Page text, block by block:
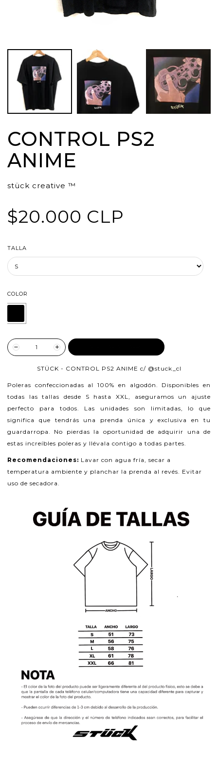
CONTROL PS2
ANIME
stück creative ™
$20.000 CLP
TALLA
COLOR
STÜCK - CONTROL PS2 ANIME c/ @stuck_cl
Poleras confeccionadas al 100% en algodón. Disponibles en
todas las tallas desde S hasta XXL, aseguramos un ajuste
perfecto para todos. Las unidades son limitadas, lo que
significa que tendrás una prenda única y exclusiva en tu
guardarropa. No pierdas la oportunidad de adquirir una de
estas increíbles poleras y llévala contigo a todas partes.
Recomendaciones: Lavar con agua fría, secar a
temperatura ambiente y planchar la prenda al revés. Evitar
uso de secadora.